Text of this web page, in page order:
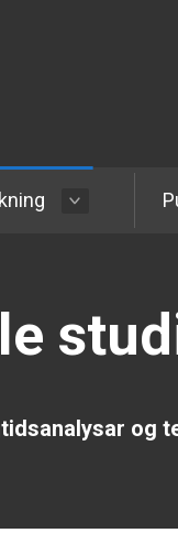
og